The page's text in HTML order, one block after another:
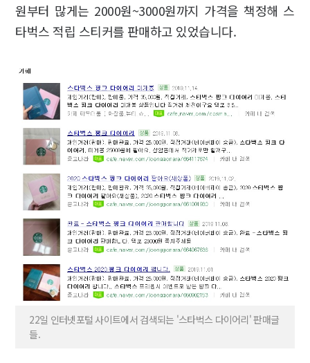
원부터 많게는 2000원~3000원까지 가격을 책정해 스
타벅스 적립 스티커를 판매하고 있었습니다.
22일 인터넷포털 사이트에서 검색되는 '스타벅스 다이어리' 판매글
들.